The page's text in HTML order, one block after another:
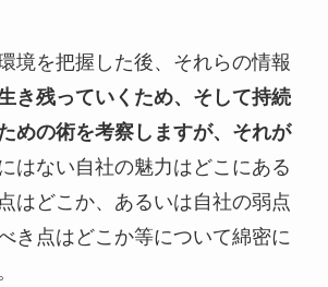
境を把握した後、それらの情報
き残っていくため、そして持続
めの術を考察しますが、それが
はない自社の魅力はどこにある
はどこか、あるいは自社の弱点
き点はどこか等について綿密に